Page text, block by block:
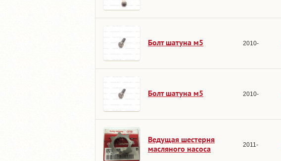
Болт шатуна м5 2010-
Болт шатуна м5 2010-
Ведущая шестерня
масляного насоса
2011-